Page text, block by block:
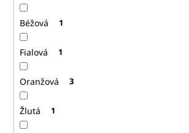
Béžová 1
Fialová 1
Oranžová 3
Žlutá 1